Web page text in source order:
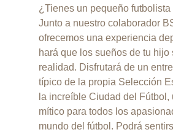
¿Tienes un pequeño futbolista
Junto a nuestro colaborador
ofrecemos una experiencia
hará que los sueños de tu hijo
realidad. Disfrutará de un
típico de la propia Selección
la increíble Ciudad del Fútbol,
mítico para todos los
mundo del fútbol. Podrá